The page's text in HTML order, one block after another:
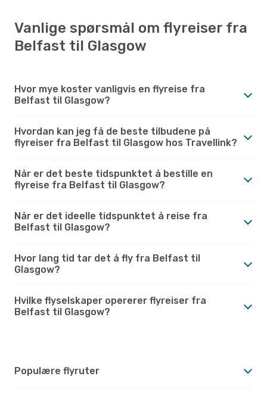
Vanlige spørsmål om flyreiser fra
Belfast til Glasgow
Hvor mye koster vanligvis en flyreise fra
Belfast til Glasgow?
Hvordan kan jeg få de beste tilbudene på
flyreiser fra Belfast til Glasgow hos Travellink?
Når er det beste tidspunktet å bestille en
flyreise fra Belfast til Glasgow?
Når er det ideelle tidspunktet å reise fra
Belfast til Glasgow?
Hvor lang tid tar det å fly fra Belfast til
Glasgow?
Hvilke flyselskaper opererer flyreiser fra
Belfast til Glasgow?
Populære flyruter